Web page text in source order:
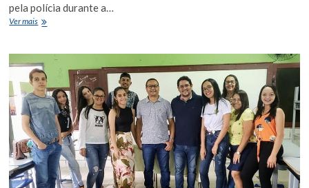
pela polícia durante a…
Ver maisAção
festa
dos
Velhos
do
Muriti